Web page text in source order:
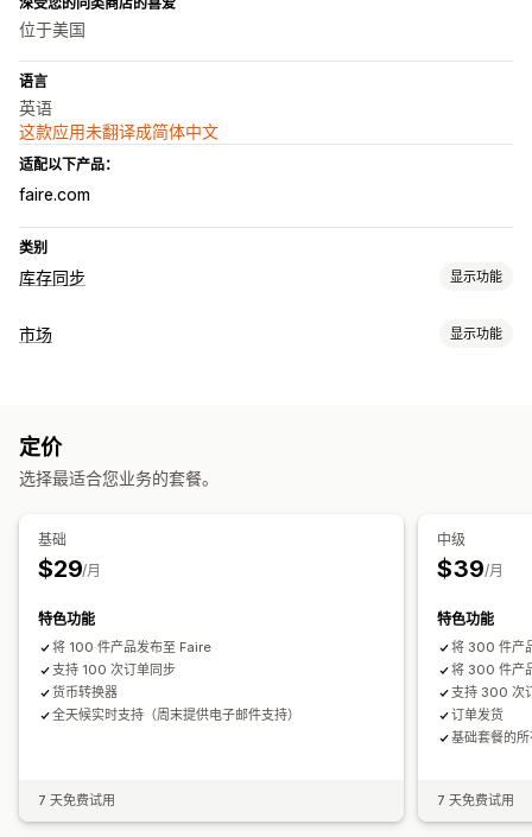
位于美国
语言
英语
这款应用未翻译成简体中文
适配以下产品：
faire.com
类别
库存同步 显示功能
同步类型
通知和报告
自动化提醒
自定义通知
市场 显示功能
当地货币
定价
选择最适合您业务的套餐。
基础
$29/月
特色功能
将 100 件产品发布至 Faire
支持 100 次订单同步
货币转换器
全天候实时支持（周末提供电子邮件支持）
7 天免费试用
中级
$39/月
特色功能
将 300 件产
将 300 件产
支持 300 次
订单发货
基础套餐的
7 天免费试用